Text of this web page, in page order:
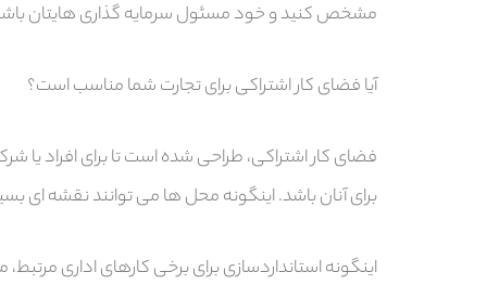
مشخص کنید و خود مسئول سرمایه گذاری هایتان
آیا فضای کار اشتراکی برای تجارت شما مناسب است؟
فضای کار اشتراکی، طراحی شده است تا برای افراد
برای آنان باشد. اینگونه محل ها می توانند نقشه ای
اینگونه استانداردسازی برای برخی کارهای اداری